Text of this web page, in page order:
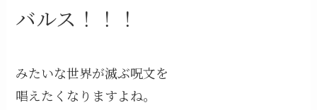
バルス！！！
みたいな世界が滅ぶ呪文を
唱えたくなりますよね。